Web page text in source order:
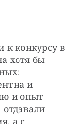
к конкурсу в
хотя бы
и
и опыт
а с